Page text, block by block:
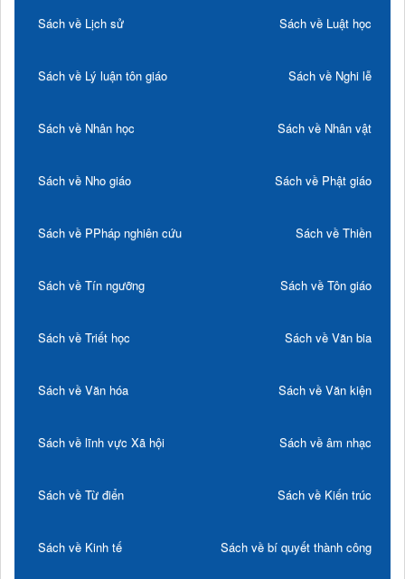
Sách về Lịch sử Sách về Luật học
Sách về Lý luận tôn giáo Sách về Nghi lễ
Sách về Nhân học Sách về Nhân vật
Sách về Nho giáo Sách về Phật giáo
Sách về PPháp nghiên cứu Sách về Thiền
Sách về Tín ngưỡng Sách về Tôn giáo
Sách về Triết học Sách về Văn bia
Sách về Văn hóa Sách về Văn kiện
Sách về lĩnh vực Xã hội Sách về âm nhạc
Sách về Từ điển Sách về Kiến trúc
Sách về Kinh tế Sách về bí quyết thành công